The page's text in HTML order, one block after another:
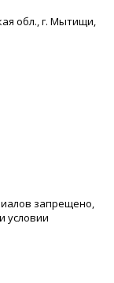
обл., г. Мытищи,
запрещено,
условии